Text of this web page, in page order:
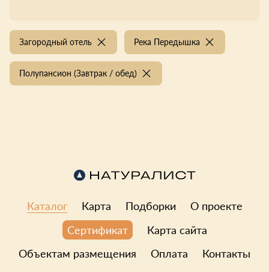
Загородный отель Река Передышка
Полупансион (Завтрак / обед)
Каталог Карта Подборки
О проекте
Сертификат
Карта сайта
Объектам размещения
Оплата Контакты